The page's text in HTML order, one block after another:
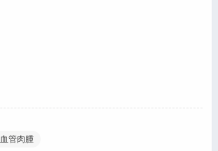
血管肉腫